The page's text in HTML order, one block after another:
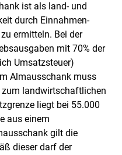
ist als land- und
durch Einnahmen-
ermitteln. Bei der
mit 70% der
Umsatzsteuer)
Almausschank muss
zum landwirtschaftlichen
liegt bei 55.000
aus einem
gilt die
dieser darf der